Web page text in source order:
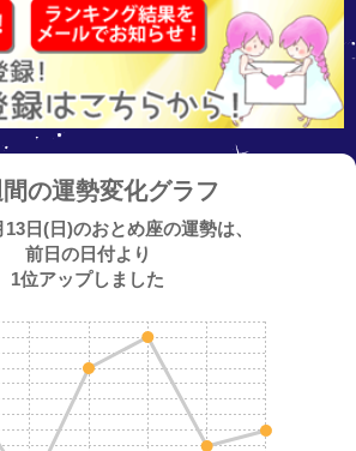
の運勢変化グラフ
日(日)のおとめ座の運勢は、
前日の日付より
1位アップしました